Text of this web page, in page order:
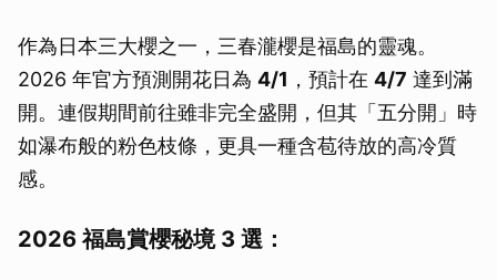
作為日本三大櫻之一，三春瀧櫻是福島的靈魂。
2026 年官方預測開花日為 4/1 ，預計在 4/7 達到滿
開。連假期間前往雖非完全盛開，但其「五分開」時
如瀑布般的粉色枝條，更具一種含苞待放的高冷質
感。
2026 福島賞櫻秘境 3 選：